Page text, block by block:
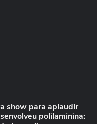
show para aplaudir
polilaminina: